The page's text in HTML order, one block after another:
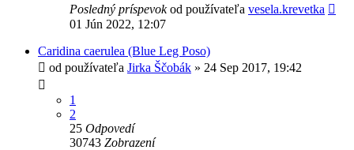
Posledný príspevokod používateľa vesela.krevetka
01 Jún 2022, 12:07
Caridina caerulea (Blue Leg Poso)
od používateľa Jirka Ščobák » 24 Sep 2017, 19:42
1
2
25 Odpovedí
30743 Zobrazení